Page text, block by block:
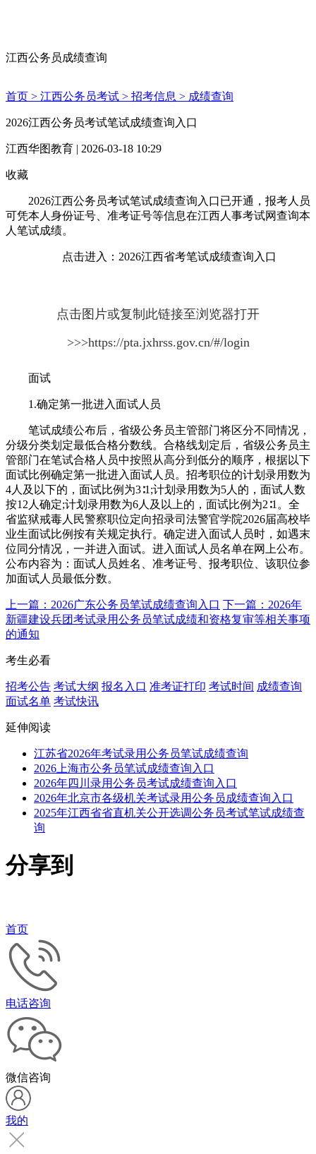
江西公务员成绩查询
首页 > 江西公务员考试 > 招考信息 > 成绩查询
2026江西公务员考试笔试成绩查询入口
江西华图教育 | 2026-03-18 10:29
收藏
2026江西公务员考试笔试成绩查询入口已开通，报考人员
可凭本人身份证号、准考证号等信息在江西人事考试网查询本
人笔试成绩。
点击进入：2026江西省考笔试成绩查询入口
点击图片或复制此链接至浏览器打开
>>>https://pta.jxhrss.gov.cn/#/login
面试
1.确定第一批进入面试人员
笔试成绩公布后，省级公务员主管部门将区分不同情况，
分级分类划定最低合格分数线。合格线划定后，省级公务员主
管部门在笔试合格人员中按照从高分到低分的顺序，根据以下
面试比例确定第一批进入面试人员。招考职位的计划录用数为
4人及以下的，面试比例为3∶1;计划录用数为5人的，面试人数
按12人确定;计划录用数为6人及以上的，面试比例为2∶1。全
省监狱戒毒人民警察职位定向招录司法警官学院2026届高校毕
业生面试比例按有关规定执行。确定进入面试人员时，如遇末
位同分情况，一并进入面试。进入面试人员名单在网上公布。
公布内容为：面试人员姓名、准考证号、报考职位、该职位参
加面试人员最低分数。
上一篇：2026广东公务员笔试成绩查询入口 下一篇：2026年
新疆建设兵团考试录用公务员笔试成绩和资格复审等相关事项
的通知
考生必看
招考公告 考试大纲 报名入口 准考证打印 考试时间 成绩查询
面试名单 考试快讯
延伸阅读
江苏省2026年考试录用公务员笔试成绩查询
2026上海市公务员笔试成绩查询入口
2026年四川录用公务员考试成绩查询入口
2026年北京市各级机关考试录用公务员成绩查询入口
2025年江西省省直机关公开选调公务员考试笔试成绩查
询
分享到
首页
电话咨询
微信咨询
我的